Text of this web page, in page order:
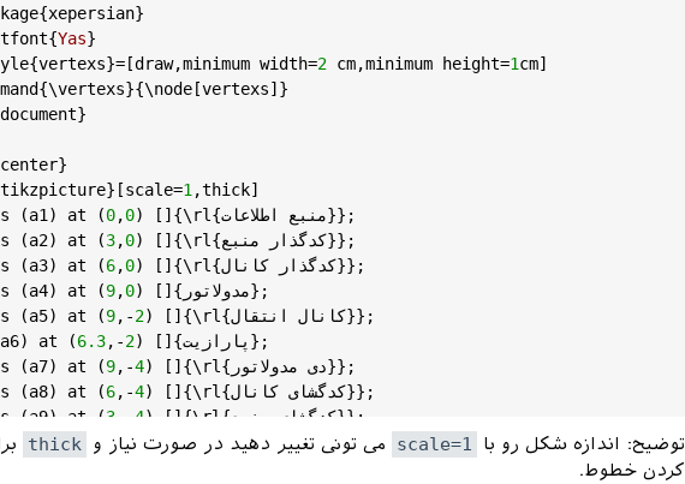
{xepersian}
{Yas}
{vertexs}=[draw,minimum width=2 cm,minimum height=1cm]
{\vertexs}{\node [vertexs]}
document}
center}
tikzpicture}[scale=1 ,thick]
(a1 ) at (0,0) []{\ rl {منبع اطلاعات}};
(a2) at (3,0) []{\ rl {کدگذار منبع}};
(a3) at (6,0) []{\ rl {کدگذار کانال}};
(a4) at (9,0) []{مدولاتور};
(a5) at (9,-2) []{\ rl {کانال انتقال}};
a6) at (6.3,-2) []{پارازیت};
(a7) at (9,-4) []{\ rl {دی مدولاتور}};
(a8) at (6,-4) []{\ rl {کدگشای کانال}};
(a9) at (3 4) []{\ rl {کدگشای منبع}};
( a10 ) at (0 ,-4) []{مقصد};
توضیح: اندازه شکل رو با scale=1 می تونی تغییر دهید در صورت نیاز و thick
کردن خطوط.